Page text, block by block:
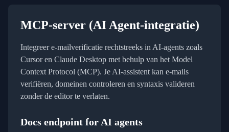
MCP-server (AI Agent-integratie)
Integreer e-mailverificatie rechtstreeks in AI-agents zoals
Cursor en Claude Desktop met behulp van het Model
Context Protocol (MCP). Je AI-assistent kan e-mails
verifiëren, domeinen controleren en syntaxis valideren
zonder de editor te verlaten.
Docs endpoint for AI agents